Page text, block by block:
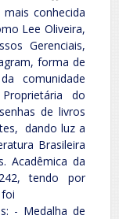
mais conhecida
Lee Oliveira,
Gerenciais,
forma de
comunidade
do
de livros
dando luz a
Brasileira
Acadêmica da
tendo por
- Medalha de